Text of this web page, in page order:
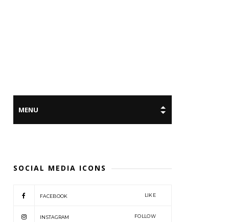
SOCIAL MEDIA ICONS
FACEBOOK LIKE
INSTAGRAM FOLLOW